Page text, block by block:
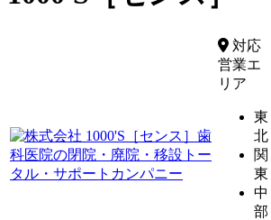
対応
営業エ
リア
東
北
関
東
中
部